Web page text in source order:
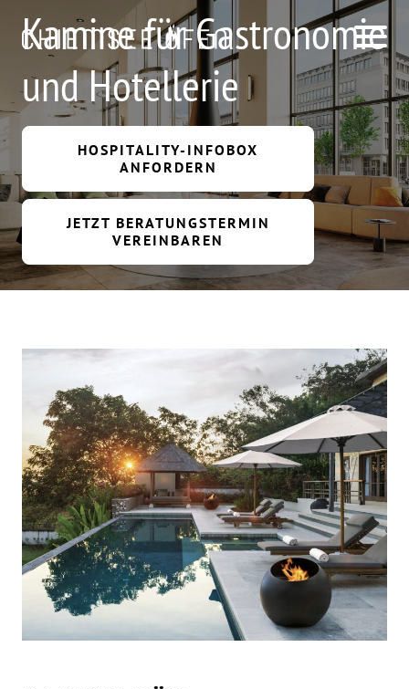
Kamine für Gastronomie
und Hotellerie
HOSPITALITY-INFOBOX
ANFORDERN
JETZT BERATUNGSTERMIN
VEREINBAREN